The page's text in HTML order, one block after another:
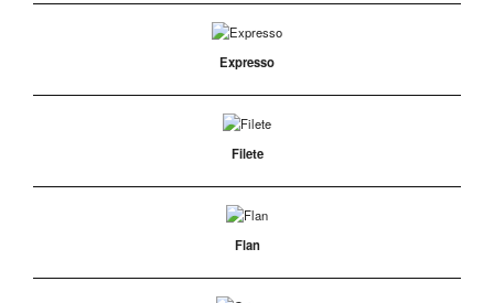
Expresso
Filete
Flan